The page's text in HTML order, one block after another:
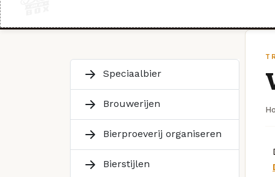
Speciaalbier
Brouwerijen
Bierproeverij organiseren
Bierstijlen